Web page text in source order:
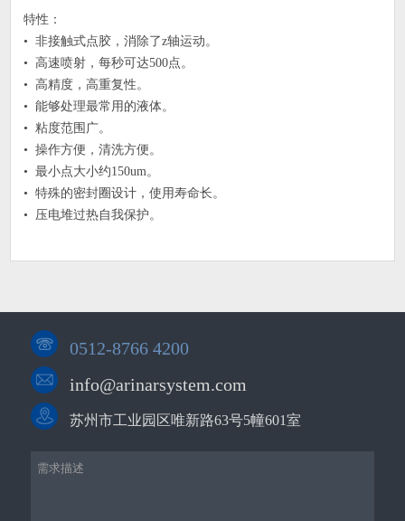
特性：
• 非接触式点胶，消除了z轴运动。
• 高速喷射，每秒可达500点。
• 高精度，高重复性。
• 能够处理最常用的液体。
• 粘度范围广。
• 操作方便，清洗方便。
• 最小点大小约150um。
• 特殊的密封圈设计，使用寿命长。
• 压电堆过热自我保护。
0512-8766 4200
info@arinarsystem.com
苏州市工业园区唯新路63号5幢601室